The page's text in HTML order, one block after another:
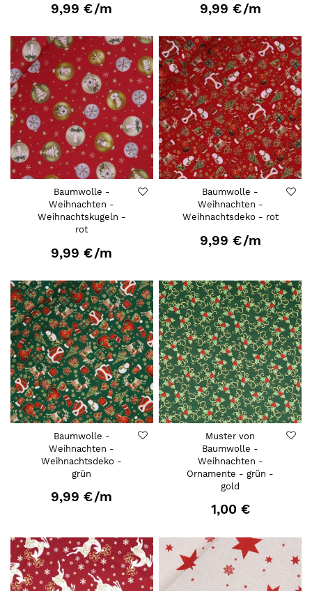
9,99 €/m 9,99 €/m
Baumwolle -
Weihnachten -
Weihnachtskugeln -
rot
9,99 €/m
Baumwolle -
Weihnachten -
Weihnachtsdeko - rot
9,99 €/m
Baumwolle -
Weihnachten -
Weihnachtsdeko -
grün
9,99 €/m
Muster von
Baumwolle -
Weihnachten -
Ornamente - grün -
gold
1,00 €